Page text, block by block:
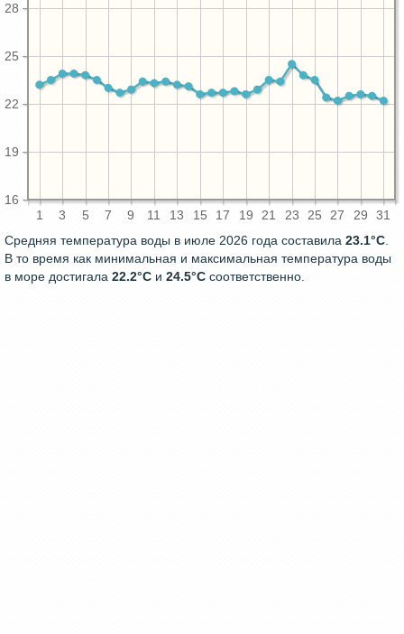
1 3 5 7 9 11 13 15 17 19 21 23 25 27 29 31
16
19
22
25
28
Средняя температура воды в июле 2026 года составила 23.1°C.
В то время как минимальная и максимальная температура воды
в море достигала 22.2°C и 24.5°C соответственно.